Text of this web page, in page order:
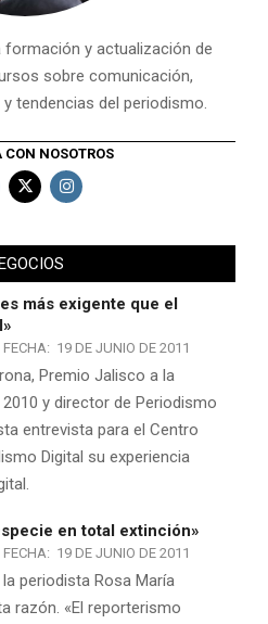
formación y actualización de
sobre comunicación,
tendencias del periodismo.
CON NOSOTROS
más exigente que el
FECHA: 19 DE JUNIO DE 2011
Premio Jalisco a la
y director de Periodismo
entrevista para el Centro
Digital su experiencia
en total extinción»
FECHA: 19 DE JUNIO DE 2011
periodista Rosa María
razón. «El reporterismo